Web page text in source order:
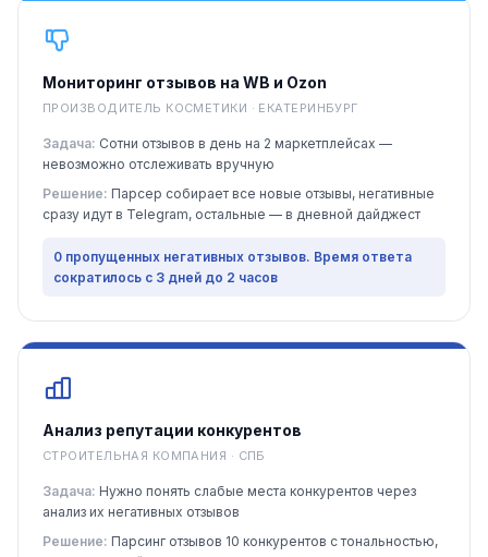
Мониторинг отзывов на WB и Ozon
ПРОИЗВОДИТЕЛЬ КОСМЕТИКИ · ЕКАТЕРИНБУРГ
Задача: Сотни отзывов в день на 2 маркетплейсах —
невозможно отслеживать вручную
Решение: Парсер собирает все новые отзывы, негативные
сразу идут в Telegram, остальные — в дневной дайджест
0 пропущенных негативных отзывов. Время ответа
сократилось с 3 дней до 2 часов
Анализ репутации конкурентов
СТРОИТЕЛЬНАЯ КОМПАНИЯ · СПБ
Задача: Нужно понять слабые места конкурентов через
анализ их негативных отзывов
Решение: Парсинг отзывов 10 конкурентов с тональностью,